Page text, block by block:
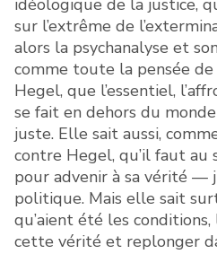
idéologique de la justice,
sur l’extrême de
alors la psychanalyse et
comme toute la pensée de
Hegel, que l’essentiel,
se fait en dehors du
juste. Elle sait aussi,
contre Hegel, qu’il faut au
pour advenir à sa vérité —
politique. Mais elle sait
qu’aient été les
cette vérité et replonger